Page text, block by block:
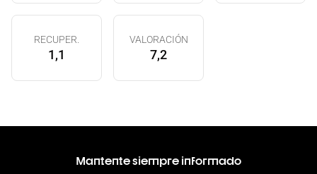
RECUPER.
1,1
VALORACIÓN
7,2
Mantente siempre informado